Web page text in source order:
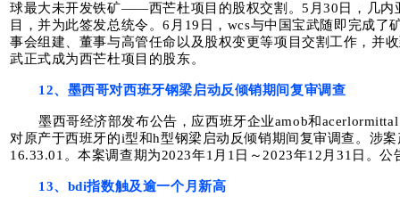
球最大未开发铁矿——西芒杜项目的股权交割。5月30日，几内
目，并为此签发总统令。6月19日，wcs与中国宝武随即完成了
事会组建、董事与高管任命以及股权变更等项目交割工作，并
武正式成为西芒杜项目的股东。
12、墨西哥对西班牙钢梁启动反倾销期间复审调查
墨西哥经济部发布公告，应西班牙企业amob和
对原产于西班牙的i型和h型钢梁启动反倾销期间复审调查。涉
16.33.01。本案调查期为2023年1月1日～2023年12月31日。公
13、bdi指数触及逾一个月新高